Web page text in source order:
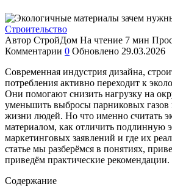
Строительство
Автор СтройДом На чтение 7 мин
Комментарии 0 Обновлено 29.03.2026
Современная индустрия дизайна,
потребления активно переходит к
Они помогают снизить нагрузку на
уменьшить выбросы парниковых газов
жизни людей. Но что именно считать
материалом, как отличить подлинную
маркетинговых заявлений и где их
статье мы разберёмся в понятиях,
приведём практические рекомендации.
Содержание